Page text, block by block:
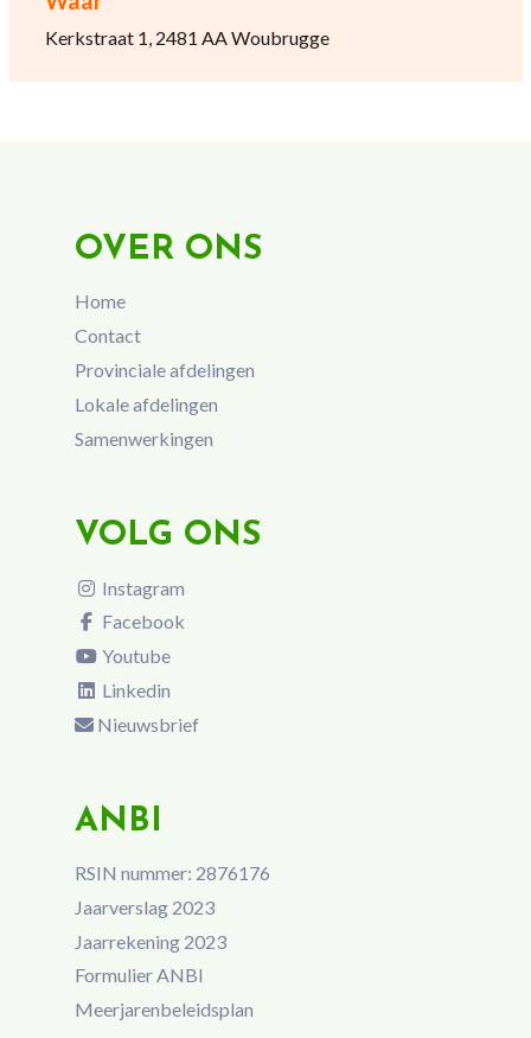
Kerkstraat 1, 2481 AA Woubrugge
OVER ONS
Home
Contact
Provinciale afdelingen
Lokale afdelingen
Samenwerkingen
VOLG ONS
Instagram
Facebook
Youtube
Linkedin
Nieuwsbrief
ANBI
RSIN nummer: 2876176
Jaarverslag 2023
Jaarrekening 2023
Formulier ANBI
Meerjarenbeleidsplan